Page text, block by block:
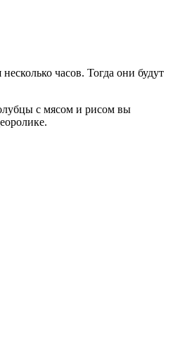
часов. Тогда они будут
с мясом и рисом вы